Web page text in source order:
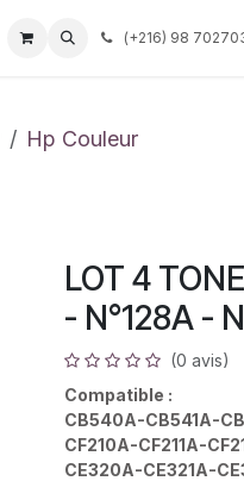
Société Aide
(+216) 98
Hp Couleur
LOT 4
- N°128A -
(0 avis)
Compatible :
CB540A-CB541A-
CF210A-CF211A-
CE320A-CE321A-